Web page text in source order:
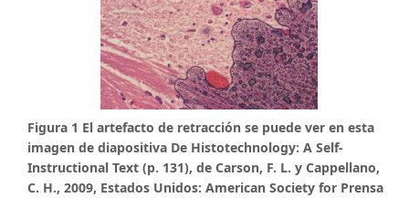
Figura 1 El artefacto de retracción se puede ver en esta
imagen de diapositiva De Histotechnology: A Self-
Instructional Text (p. 131), de Carson, F. L. y Cappellano,
C. H., 2009, Estados Unidos: American Society for Prensa